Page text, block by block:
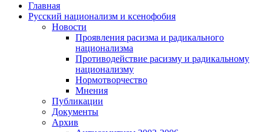
Главная
Русский национализм и ксенофобия
Новости
Проявления расизма и радикального
национализма
Противодействие расизму и радикальному
национализму
Нормотворчество
Мнения
Публикации
Документы
Архив